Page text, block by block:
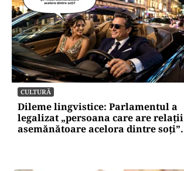
CULTURĂ
Dileme lingvistice: Parlamentul a
legalizat „persoana care are relații
asemănătoare acelora dintre soți”.